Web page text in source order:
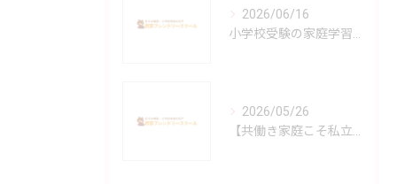
2026/06/16
2026/05/26